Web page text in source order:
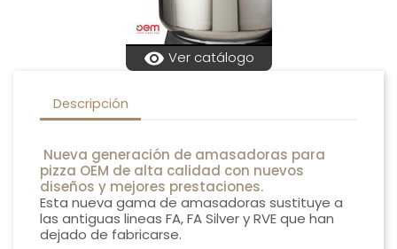
visibility Ver catálogo
Descripción
Nueva generación de amasadoras para
pizza OEM de alta calidad con nuevos
diseños y mejores prestaciones.
Esta nueva gama de amasadoras sustituye a
las antiguas lineas FA, FA Silver y RVE que han
dejado de fabricarse.